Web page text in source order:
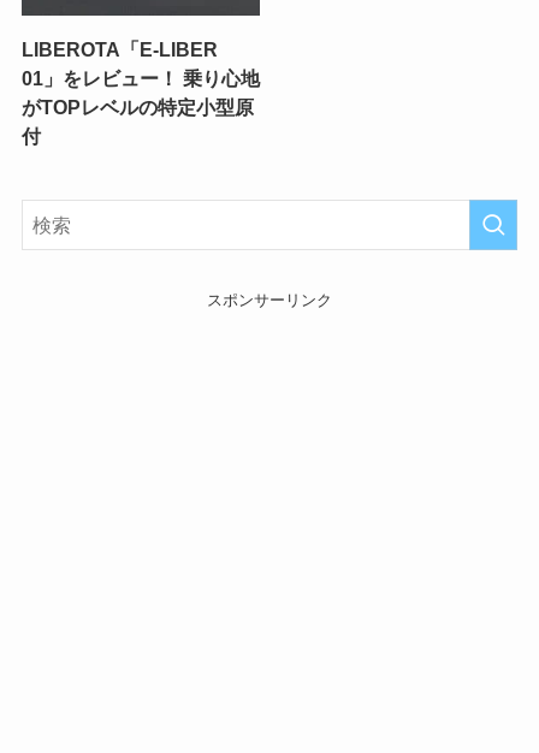
LIBEROTA「E-LIBER
01」をレビュー！ 乗り心地
がTOPレベルの特定小型原
付
スポンサーリンク